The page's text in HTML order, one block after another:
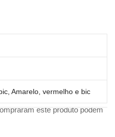
Amarelo, vermelho e bic
este produto podem